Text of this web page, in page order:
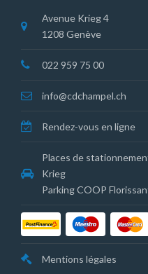
Avenue Krieg 4
1208 Genève
022 959 75 00
info@cdchampel.ch
Rendez-vous en ligne
Places de
Krieg
Parking COOP
Mentions légales